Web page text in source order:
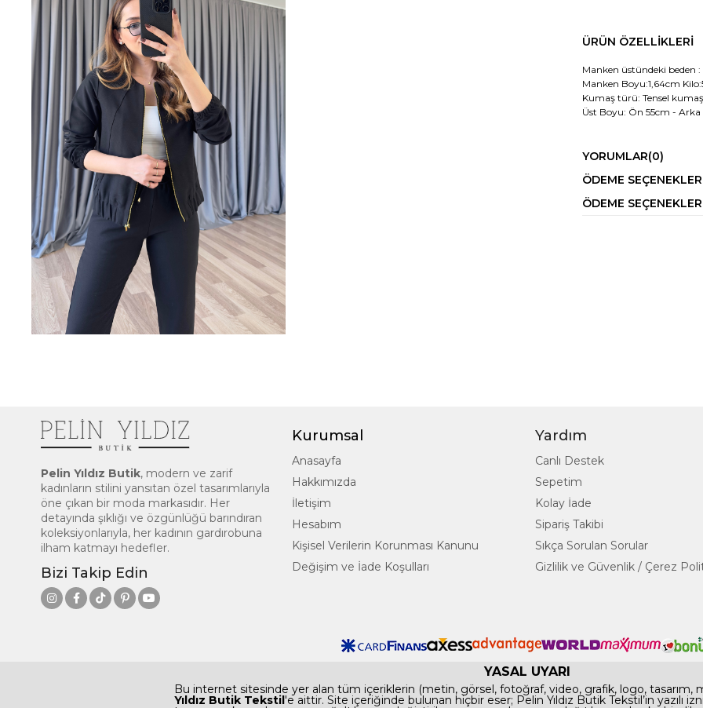
ÜRÜN ÖZELLIKLERI
Manken üstündeki beden :
Manken Boyu:1,64cm
Kumaş türü: Tensel kumaş
Üst Boyu: Ön 55cm - Arka
YORUMLAR(0)
ÖDEME
ÖDEME
Pelin Yıldız Butik, modern ve zarif
kadınların stilini yansıtan özel tasarımlarıyla
öne çıkan bir moda markasıdır. Her
detayında şıklığı ve özgünlüğü barındıran
koleksiyonlarıyla, her kadının gardırobuna
ilham katmayı hedefler.
Bizi Takip Edin
Kurumsal
Anasayfa
Hakkımızda
İletişim
Hesabım
Kişisel Verilerin Korunması Kanunu
Değişim ve İade Koşulları
Yardım
Canlı Destek
Sepetim
Kolay İade
Sipariş Takibi
Sıkça Sorulan Sorular
Gizlilik ve Güvenlik / Çerez
YASAL UYARI
Bu internet sitesinde yer alan tüm içeriklerin (metin, görsel, fotoğraf, video, grafik, logo, tasarım,
Yıldız Butik Tekstil'e aittir. Site içeriğinde bulunan hiçbir eser; Pelin Yıldız Butik Tekstil’in yazılı